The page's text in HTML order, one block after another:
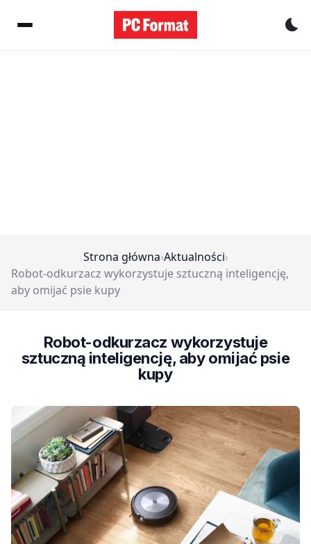
Strona główna›Aktualności›
Robot-odkurzacz wykorzystuje sztuczną inteligencję,
aby omijać psie kupy
Robot-odkurzacz wykorzystuje
sztuczną inteligencję, aby omijać psie
kupy